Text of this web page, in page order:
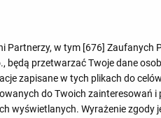
Partnerzy, w tym [676] Zaufanych
będą przetwarzać Twoje dane
zapisane w tych plikach do celów
do Twoich zainteresowań i
wyświetlanych. Wyrażenie zgody